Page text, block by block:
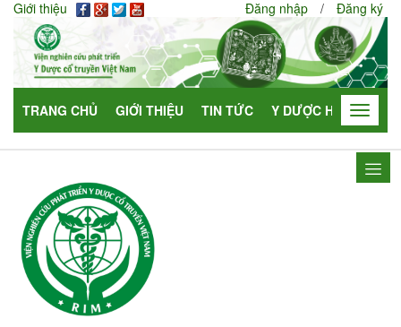
Giới thiệu Đăng nhập / Đăng ký
TRANG CHỦ GIỚI THIỆU TIN TỨC Y DƯỢC HỌC Toggle